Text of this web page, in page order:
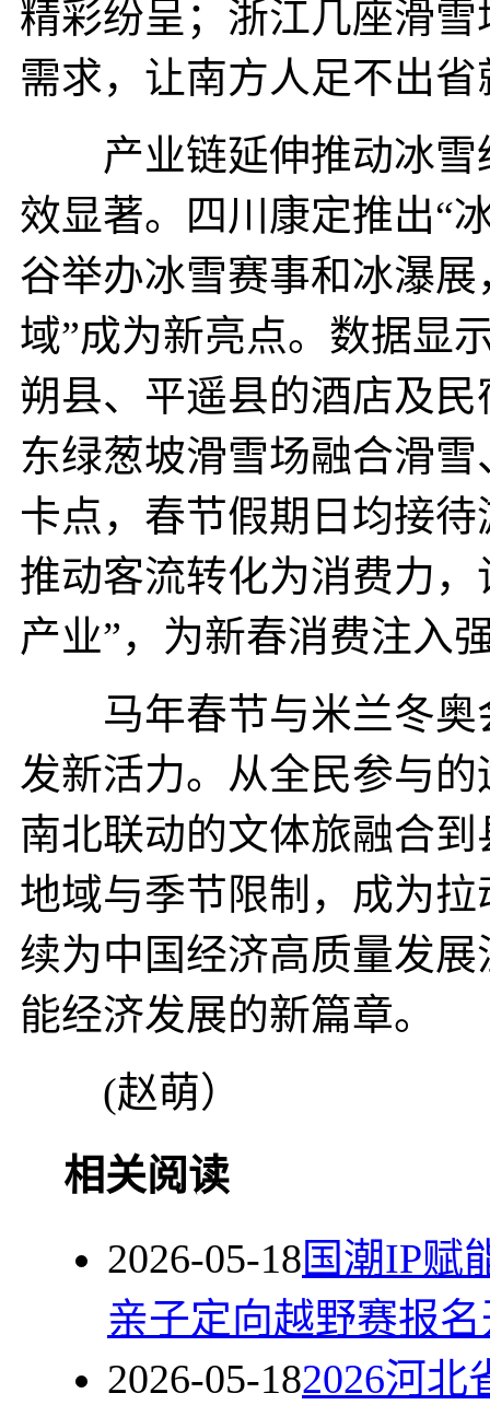
精彩纷呈；浙江几座滑雪
需求，让南方人足不出
产业链延伸推动冰雪
效显著。四川康定推出“
谷举办冰雪赛事和冰瀑
域”成为新亮点。数据显
朔县、平遥县的酒店及
东绿葱坡滑雪场融合滑
卡点，春节假期日均接
推动客流转化为消费力
产业”，为新春消费注入
马年春节与米兰冬奥
发新活力。从全民参与
南北联动的文体旅融合
地域与季节限制，成为
续为中国经济高质量发
能经济发展的新篇章。
(赵萌）
相关阅读
2026-05-18国潮IP赋
亲子定向越野赛报
2026-05-182026河北